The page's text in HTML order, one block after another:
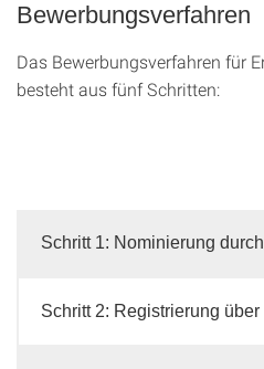
Bewerbungsverfahren
Das Bewerbungsverfahren für
besteht aus fünf Schritten:
Schritt 1: Nominierung
Schritt 2: Registrierung